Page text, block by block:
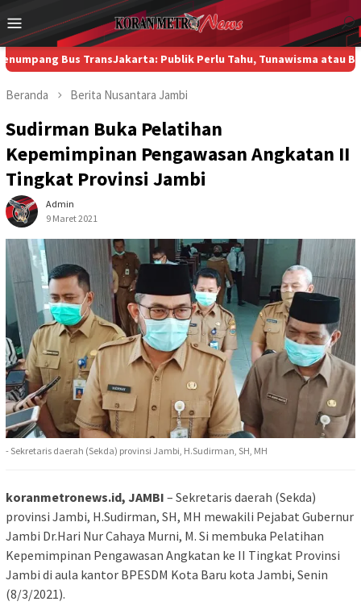
ke
konten
Menu
Mobile
TransJakarta: Publik Perlu Tahu, Tunawisma atau Bukan? Di
Beranda Berita Nusantara Jambi
Sudirman Buka Pelatihan
Kepemimpinan Pengawasan Angkatan II
Tingkat Provinsi Jambi
Admin
9 Maret 2021
- Sekretaris daerah (Sekda) provinsi Jambi, H.Sudirman, SH, MH
koranmetronews.id, JAMBI – Sekretaris daerah (Sekda)
provinsi Jambi, H.Sudirman, SH, MH mewakili Pejabat Gubernur
Jambi Dr.Hari Nur Cahaya Murni, M. Si membuka Pelatihan
Kepemimpinan Pengawasan Angkatan ke II Tingkat Provinsi
Jambi di aula kantor BPESDM Kota Baru kota Jambi, Senin
(8/3/2021).